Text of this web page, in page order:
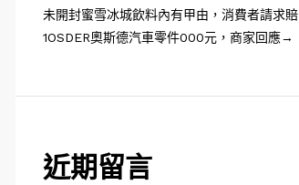
未開封蜜雪冰城飲料內有甲由，消費者請求賠
1OSDER奧斯德汽車零件000元，商家回應→
近期留言